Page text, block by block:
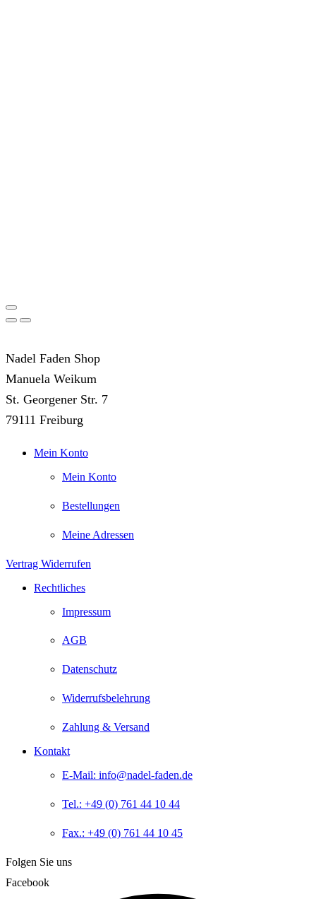
Nadel Faden Shop
Manuela Weikum
St. Georgener Str. 7
79111 Freiburg
Mein Konto
Mein Konto
Bestellungen
Meine Adressen
Vertrag Widerrufen
Rechtliches
Impressum
AGB
Datenschutz
Widerrufsbelehrung
Zahlung & Versand
Kontakt
E-Mail: info@nadel-faden.de
Tel.: +49 (0) 761 44 10 44
Fax.: +49 (0) 761 44 10 45
Folgen Sie uns
Facebook